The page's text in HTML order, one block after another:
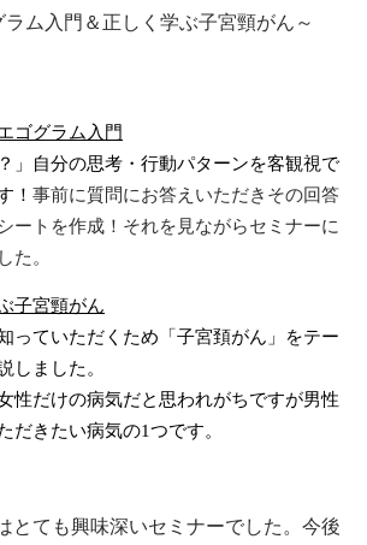
ラム入門＆正しく学ぶ子宮頸がん～
ゴグラム入門
」自分の思考・行動パターンを客観視で
！ 事前に質問にお答えいただき その回答
ートを作成！それを見ながらセミナーに
た。
子宮頸がん
っていただくため「子宮頚がん」をテー
しました。
性だけの病気だと思われがちですが男性
だきたい病気の1つです。
とても興味深いセミナーでした。今後